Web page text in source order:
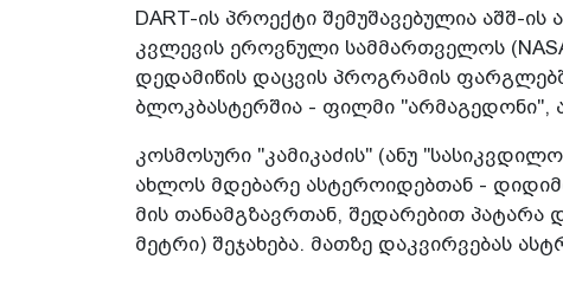
DART-ის პროექტი შემუშავებულია აშშ-
კვლევის ეროვნული სამმართველოს
დედამიწის დაცვის პროგრამის
ბლოკბასტერშია - ფილმი "არმაგედონი",
კოსმოსური "კამიკაძის" (ანუ
ახლოს მდებარე ასტეროიდებთან -
მის თანამგზავრთან, შედარებით
მეტრი) შეჯახება. მათზე დაკვირვებას